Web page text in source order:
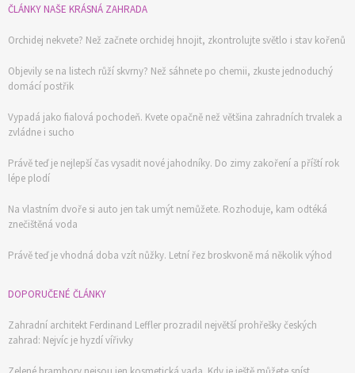
ČLÁNKY NAŠE KRÁSNÁ ZAHRADA
Orchidej nekvete? Než začnete orchidej hnojit, zkontrolujte světlo i stav kořenů
Objevily se na listech růží skvrny? Než sáhnete po chemii, zkuste jednoduchý
domácí postřik
Vypadá jako fialová pochodeň. Kvete opačně než většina zahradních trvalek a
zvládne i sucho
Právě teď je nejlepší čas vysadit nové jahodníky. Do zimy zakoření a příští rok
lépe plodí
Na vlastním dvoře si auto jen tak umýt nemůžete. Rozhoduje, kam odtéká
znečištěná voda
Právě teď je vhodná doba vzít nůžky. Letní řez broskvoně má několik výhod
DOPORUČENÉ ČLÁNKY
Zahradní architekt Ferdinand Leffler prozradil největší prohřešky českých
zahrad: Nejvíc je hyzdí vířivky